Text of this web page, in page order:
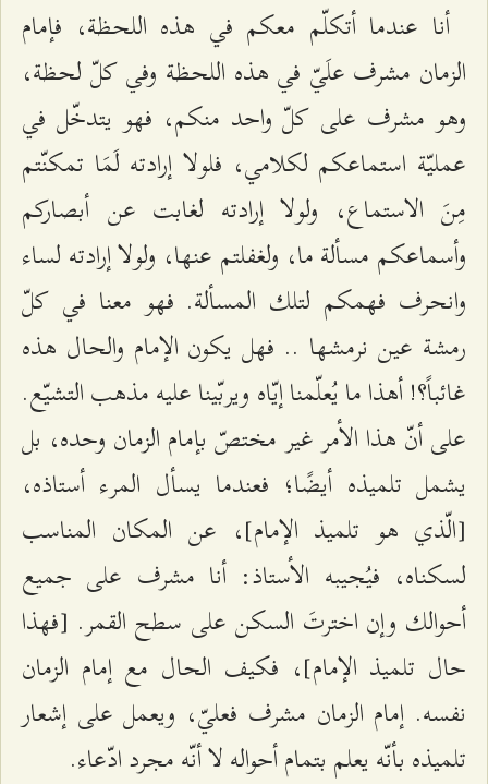
أنا عندما أتكلّم معكم في هذه اللحظة، فإمام
الزمان مشرف علَيّ في هذه اللحظة وفي كلّ لحظة،
وهو مشرف على كلّ واحد منكم، فهو يتدخّل في
عمليّة استماعكم لكلامي، فلولا إرادته لَمَا تمكنّتم
مِنَ الاستماع، ولولا إرادته لغابت عن أبصاركم
وأسماعكم مسألة ما، ولغفلتم عنها، ولولا إرادته لساء
وانحرف فهمكم لتلك المسألة. فهو معنا في كلّ
رمشة عين نرمشها .. فهل يكون الإمام والحال هذه
غائباً؟! أهذا ما يُعلّمنا إيّاه ويربّينا عليه مذهب التشيّع.
على أنّ هذا الأمر غير مختصّ بإمام الزمان وحده، بل
يشمل تلميذه أيضًا؛ فعندما يسأل المرء أستاذه،
[الّذي هو تلميذ الإمام]، عن المكان المناسب
لسكناه، فيُجيبه الأستاذ: أنا مشرف على جميع
أحوالك وإن اخترتَ السكن على سطح القمر. [فهذا
حال تلميذ الإمام]، فكيف الحال مع إمام الزمان
نفسه. إمام الزمان مشرف فعليّ، ويعمل على إشعار
تلميذه بأنّه يعلم بتمام أحواله لا أنّه مجرد ادّعاء.